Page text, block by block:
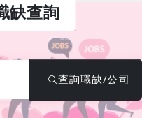
缺查詢
查詢職缺/公司